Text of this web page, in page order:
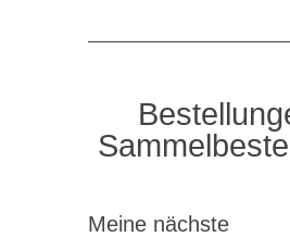
Meine nächste